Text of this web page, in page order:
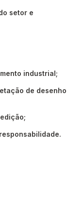
setor e
industrial;
de desenho